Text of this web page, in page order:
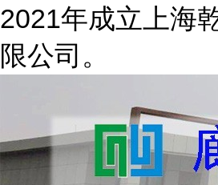
2021年成立上海
限公司。